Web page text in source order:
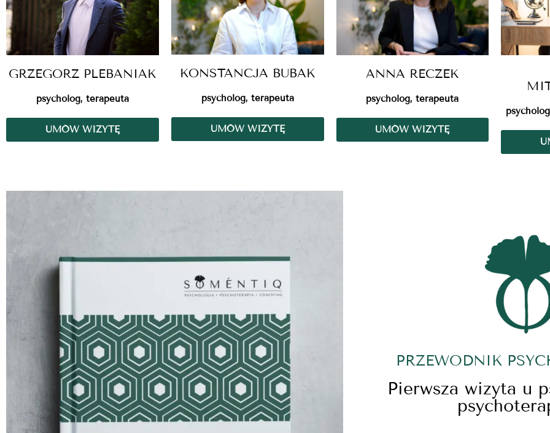
GRZEGORZ PLEBANIAK
psycholog, terapeuta
UMÓW WIZYTĘ
KONSTANCJA BUBAK
psycholog, terapeuta
UMÓW WIZYTĘ
ANNA RECZEK
psycholog, terapeuta
UMÓW WIZYTĘ
PRZEWODNIK
Pierwsza wizyta u